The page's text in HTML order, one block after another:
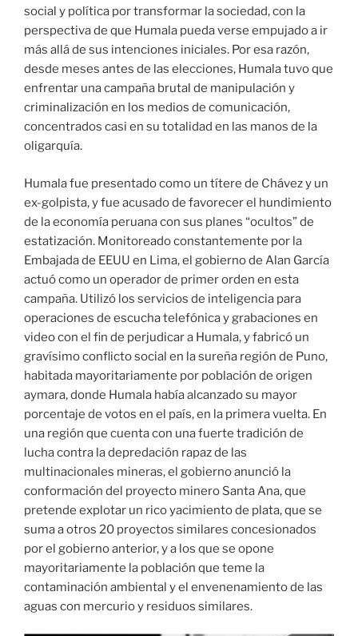
social y política por transformar la sociedad, con la
perspectiva de que Humala pueda verse empujado a ir
más allá de sus intenciones iniciales. Por esa razón,
desde meses antes de las elecciones, Humala tuvo que
enfrentar una campaña brutal de manipulación y
criminalización en los medios de comunicación,
concentrados casi en su totalidad en las manos de la
oligarquía.
Humala fue presentado como un títere de Chávez y un
ex-golpista, y fue acusado de favorecer el hundimiento
de la economía peruana con sus planes “ocultos” de
estatización. Monitoreado constantemente por la
Embajada de EEUU en Lima, el gobierno de Alan García
actuó como un operador de primer orden en esta
campaña. Utilizó los servicios de inteligencia para
operaciones de escucha telefónica y grabaciones en
video con el fin de perjudicar a Humala, y fabricó un
gravísimo conflicto social en la sureña región de Puno,
habitada mayoritariamente por población de origen
aymara, donde Humala había alcanzado su mayor
porcentaje de votos en el país, en la primera vuelta. En
una región que cuenta con una fuerte tradición de
lucha contra la depredación rapaz de las
multinacionales mineras, el gobierno anunció la
conformación del proyecto minero Santa Ana, que
pretende explotar un rico yacimiento de plata, que se
suma a otros 20 proyectos similares concesionados
por el gobierno anterior, y a los que se opone
mayoritariamente la población que teme la
contaminación ambiental y el envenenamiento de las
aguas con mercurio y residuos similares.